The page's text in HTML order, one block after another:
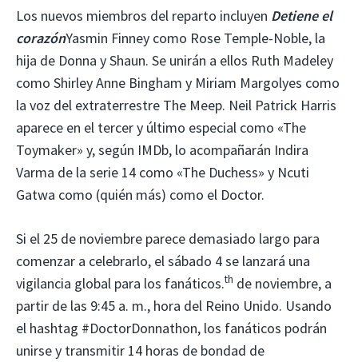
Los nuevos miembros del reparto incluyen Detiene el
corazónYasmin Finney como Rose Temple-Noble, la
hija de Donna y Shaun. Se unirán a ellos Ruth Madeley
como Shirley Anne Bingham y Miriam Margolyes como
la voz del extraterrestre The Meep. Neil Patrick Harris
aparece en el tercer y último especial como «The
Toymaker» y, según IMDb, lo acompañarán Indira
Varma de la serie 14 como «The Duchess» y Ncuti
Gatwa como (quién más) como el Doctor.
Si el 25 de noviembre parece demasiado largo para
comenzar a celebrarlo, el sábado 4 se lanzará una
vigilancia global para los fanáticos.th de noviembre, a
partir de las 9:45 a. m., hora del Reino Unido. Usando
el hashtag #DoctorDonnathon, los fanáticos podrán
unirse y transmitir 14 horas de bondad de